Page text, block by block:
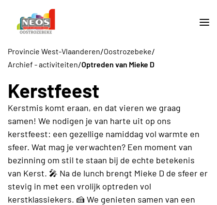
Provincie West-Vlaanderen/Oostrozebeke/
Archief - activiteiten/Optreden van Mieke D
Kerstfeest
Kerstmis komt eraan, en dat vieren we graag
samen! We nodigen je van harte uit op ons
kerstfeest: een gezellige namiddag vol warmte en
sfeer. Wat mag je verwachten? Een moment van
bezinning om stil te staan bij de echte betekenis
van Kerst. 🎤 Na de lunch brengt Mieke D de sfeer er
stevig in met een vrolijk optreden vol
kerstklassiekers. 🍰 We genieten samen van een